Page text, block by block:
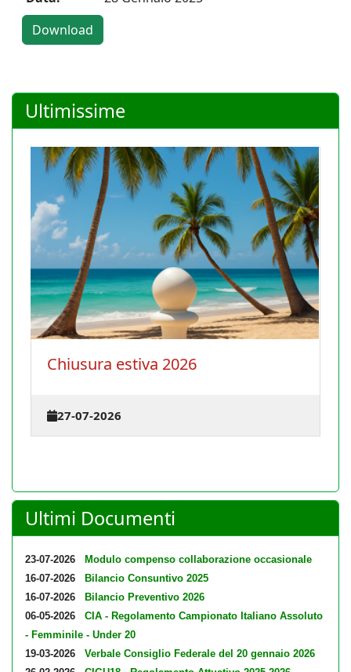
Ultimissime
Chiusura estiva 2026
27-07-2026
Ultimi Documenti
23-07-2026
Modulo compenso collaborazione occasionale
16-07-2026
Bilancio Consuntivo 2025
16-07-2026
Bilancio Preventivo 2026
06-05-2026
CIA - Regolamento Campionato Italiano Assoluto
- Femminile - Under 20
19-03-2026
Verbale Consiglio Federale del 20 gennaio 2026